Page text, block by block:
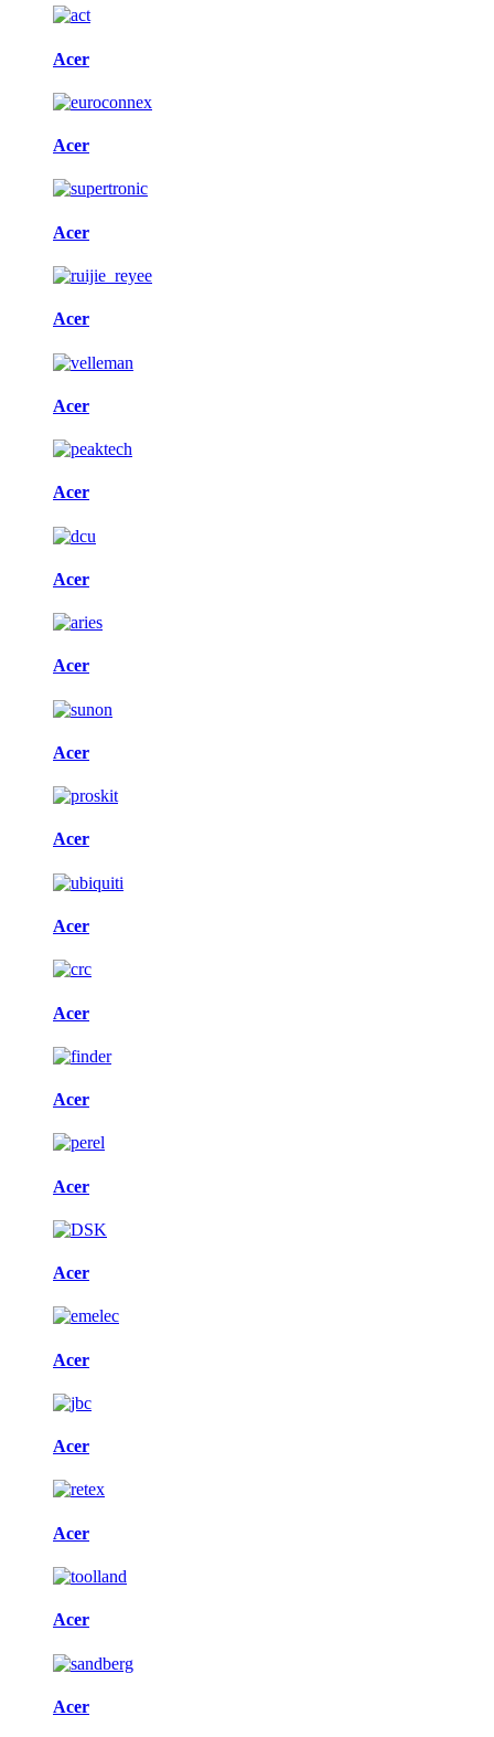
Acer
Acer
Acer
Acer
Acer
Acer
Acer
Acer
Acer
Acer
Acer
Acer
Acer
Acer
Acer
Acer
Acer
Acer
Acer
Acer